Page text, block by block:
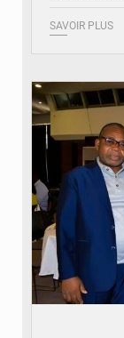
SAVOIR PLUS